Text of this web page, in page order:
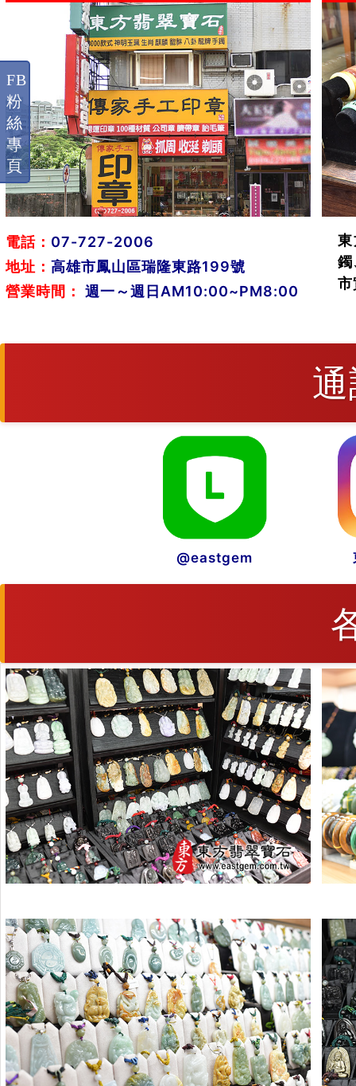
電話： 07-727-2006
地址： 高雄市鳳山區瑞隆東路199號
營業時間：
週一～週日AM10:00~PM8:00
鐲
市
@eastgem
FB
粉
絲
專
頁